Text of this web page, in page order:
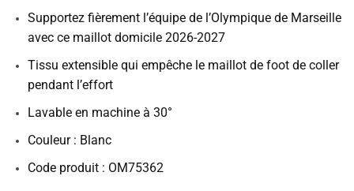
Supportez fièrement l’équipe de l’Olympique de Marseille
avec ce maillot domicile 2026-2027
Tissu extensible qui empêche le maillot de foot de coller
pendant l’effort
Lavable en machine à 30°
Couleur : Blanc
Code produit : OM75362